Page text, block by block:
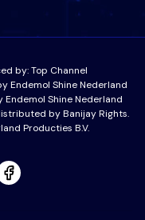
by:Top Channel
Endemol Shine Nederland
Endemol Shine Nederland
by Banijay Rights.
Producties B.V.